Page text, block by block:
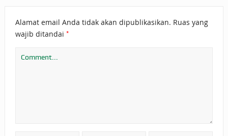
Alamat email Anda tidak akan dipublikasikan. Ruas yang
wajib ditandai *